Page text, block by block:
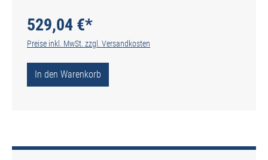
- Typ N
529,04 €*
Preise inkl. MwSt. zzgl. Versandkosten
In den Warenkorb